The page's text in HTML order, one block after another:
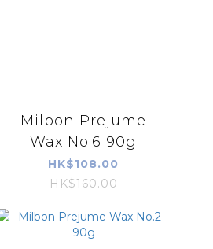
Milbon Prejume
Wax No.6 90g
HK$108.00
HK$160.00